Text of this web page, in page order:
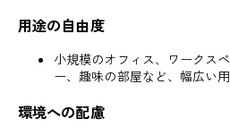
用途の自由度
小規模のオフィス、ワークス
ー、趣味の部屋など、幅広い
環境への配慮